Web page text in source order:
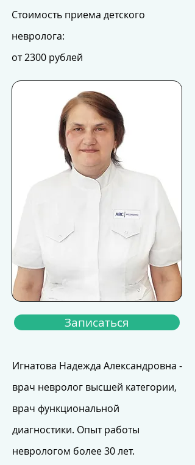
Стоимость приема детского
невролога:
от 2300 рублей
Записаться
Игнатова Надежда Александровна -
врач невролог высшей категории,
врач функциональной
диагностики. Опыт работы
неврологом более 30 лет.